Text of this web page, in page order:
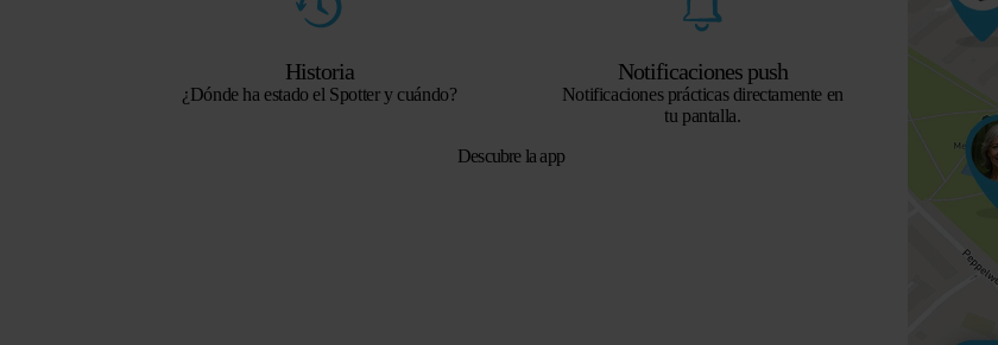
Historia
¿Dónde ha estado el Spotter y cuándo?
Notificaciones push
Notificaciones prácticas directamente en
tu pantalla.
Descubre la app